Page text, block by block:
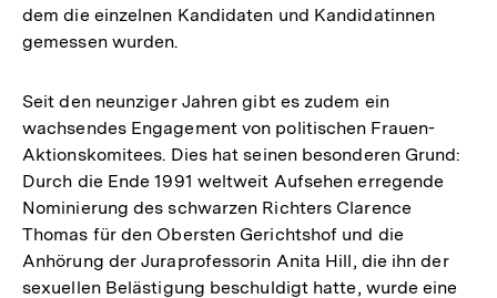
dem die einzelnen Kandidaten und Kandidatinnen
gemessen wurden.
Seit den neunziger Jahren gibt es zudem ein
wachsendes Engagement von politischen Frauen-
Aktionskomitees. Dies hat seinen besonderen Grund:
Durch die Ende 1991 weltweit Aufsehen erregende
Nominierung des schwarzen Richters Clarence
Thomas für den Obersten Gerichtshof und die
Anhörung der Juraprofessorin Anita Hill, die ihn der
sexuellen Belästigung beschuldigt hatte, wurde eine